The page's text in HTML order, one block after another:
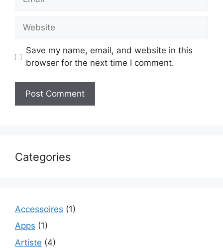
Website
Save my name, email, and website in this
browser for the next time I comment.
Categories
Accessoires (1)
Apps (1)
Artiste (4)